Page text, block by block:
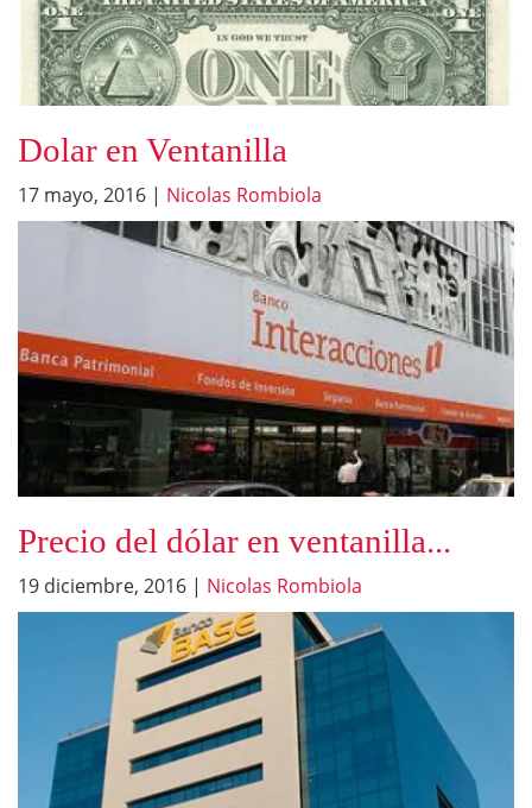
Dolar en Ventanilla
17 mayo, 2016 | Nicolas Rombiola
Precio del dólar en ventanilla...
19 diciembre, 2016 | Nicolas Rombiola